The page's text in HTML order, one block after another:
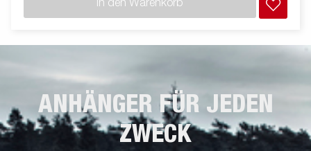
lediglich der Veranschaulichung. Abbildung ähnlich
In den Warenkorb
ANHÄNGER FÜR JEDEN
ZWECK